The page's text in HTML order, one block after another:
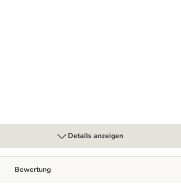
Details anzeigen
Bewertung